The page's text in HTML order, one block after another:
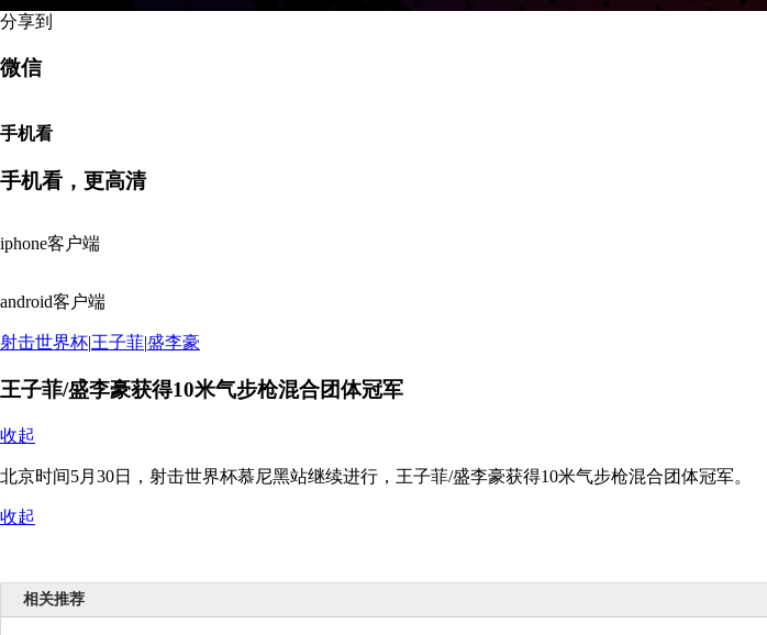
分享到
微信
手机看
手机看，更高清
iphone客户端
android客户端
射击世界杯|王子菲|盛李豪
王子菲/盛李豪获得10米气步枪混合团体冠军
收起
北京时间5月30日，射击世界杯慕尼黑站继续进行，王子菲/盛李豪获得10米气步枪混合团体冠军。
收起
相关推荐